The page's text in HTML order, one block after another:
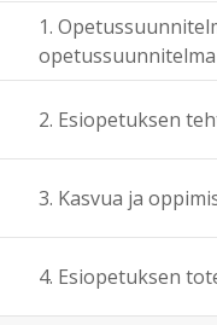
1.
opetussuunnitelma
2. Esiopetuksen
3. Kasvua ja
4. Esiopetuksen